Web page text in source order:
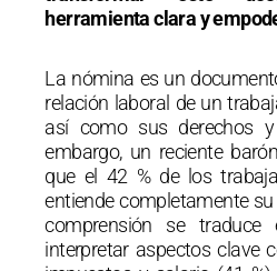
herramienta clara y
La nómina es un
relación laboral de un
así como sus derechos
embargo, un reciente
que el 42 % de los
entiende completamente
comprensión se traduce
interpretar aspectos clave